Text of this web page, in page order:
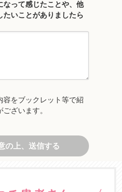
なって感じたことや、他
たいことがありましたら
容をブックレット等で紹
ざいます。
の上、送信する